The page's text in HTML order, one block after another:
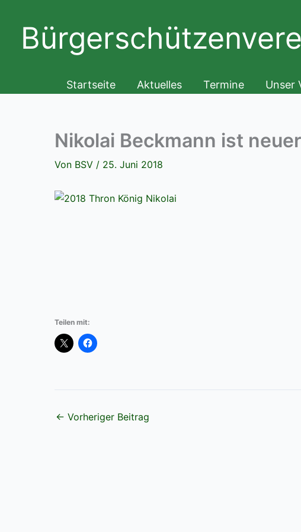
springen
Startseite Aktuelles Termine Unser
Nikolai Beckmann ist
Von BSV / 25. Juni 2018
Teilen mit:
← Vorheriger Beitrag